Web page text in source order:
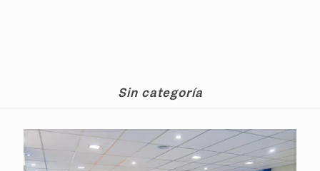
Sin categoría